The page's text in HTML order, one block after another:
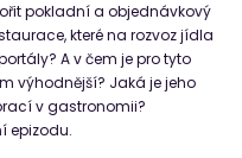
pokladní a objednávkový
které na rozvoz jídla
A v čem je pro tyto
výhodnější? Jaká je jeho
v gastronomii?
epizodu.